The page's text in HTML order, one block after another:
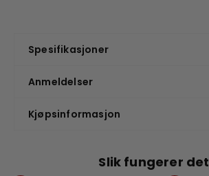
Spesifikasjoner
Anmeldelser
Kjøpsinformasjon
Slik fungerer det